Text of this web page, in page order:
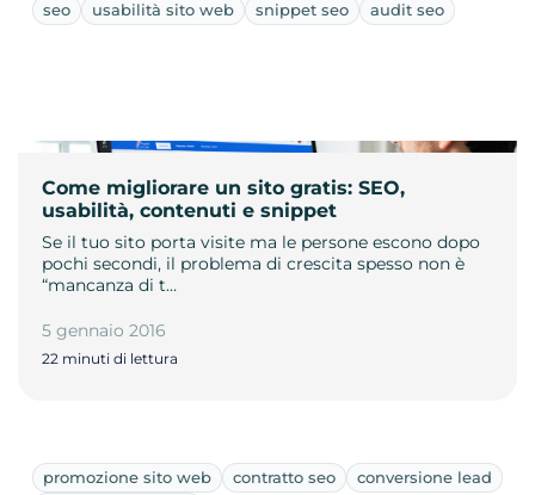
seo usabilità sito web snippet seo audit seo
Come migliorare un sito gratis: SEO,
usabilità, contenuti e snippet
Se il tuo sito porta visite ma le persone escono dopo
pochi secondi, il problema di crescita spesso non è
“mancanza di t…
5 gennaio 2016
22 minuti di lettura
promozione sito web contratto seo
conversione lead